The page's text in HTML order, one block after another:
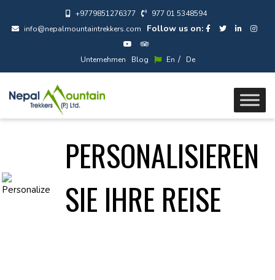
+9779851276377
977 01 5348594
info@nepalmountaintrekkers.com
Follow us on:
Unternehmen Blog En / De
PERSONALISIEREN
SIE IHRE REISE